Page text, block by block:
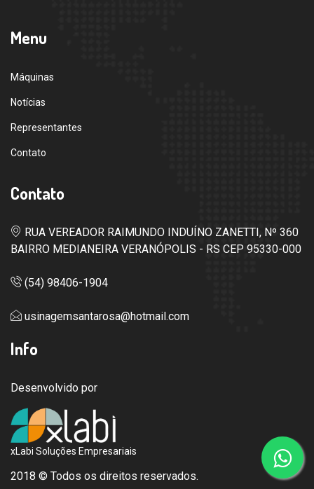
Menu
Máquinas
Notícias
Representantes
Contato
Contato
RUA VEREADOR RAIMUNDO INDUÍNO ZANETTI, Nº 360
BAIRRO MEDIANEIRA VERANÓPOLIS - RS CEP 95330-000
(54) 98406-1904
usinagemsantarosa@hotmail.com
Info
Desenvolvido por
xLabi Soluções Empresariais
2018 © Todos os direitos reservados.